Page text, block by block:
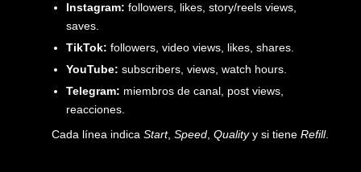
Instagram: followers, likes, story/reels views,
saves.
TikTok: followers, video views, likes, shares.
YouTube: subscribers, views, watch hours.
Telegram: miembros de canal, post views,
reacciones.
Cada línea indica Start, Speed Qualityy si tiene Refill.